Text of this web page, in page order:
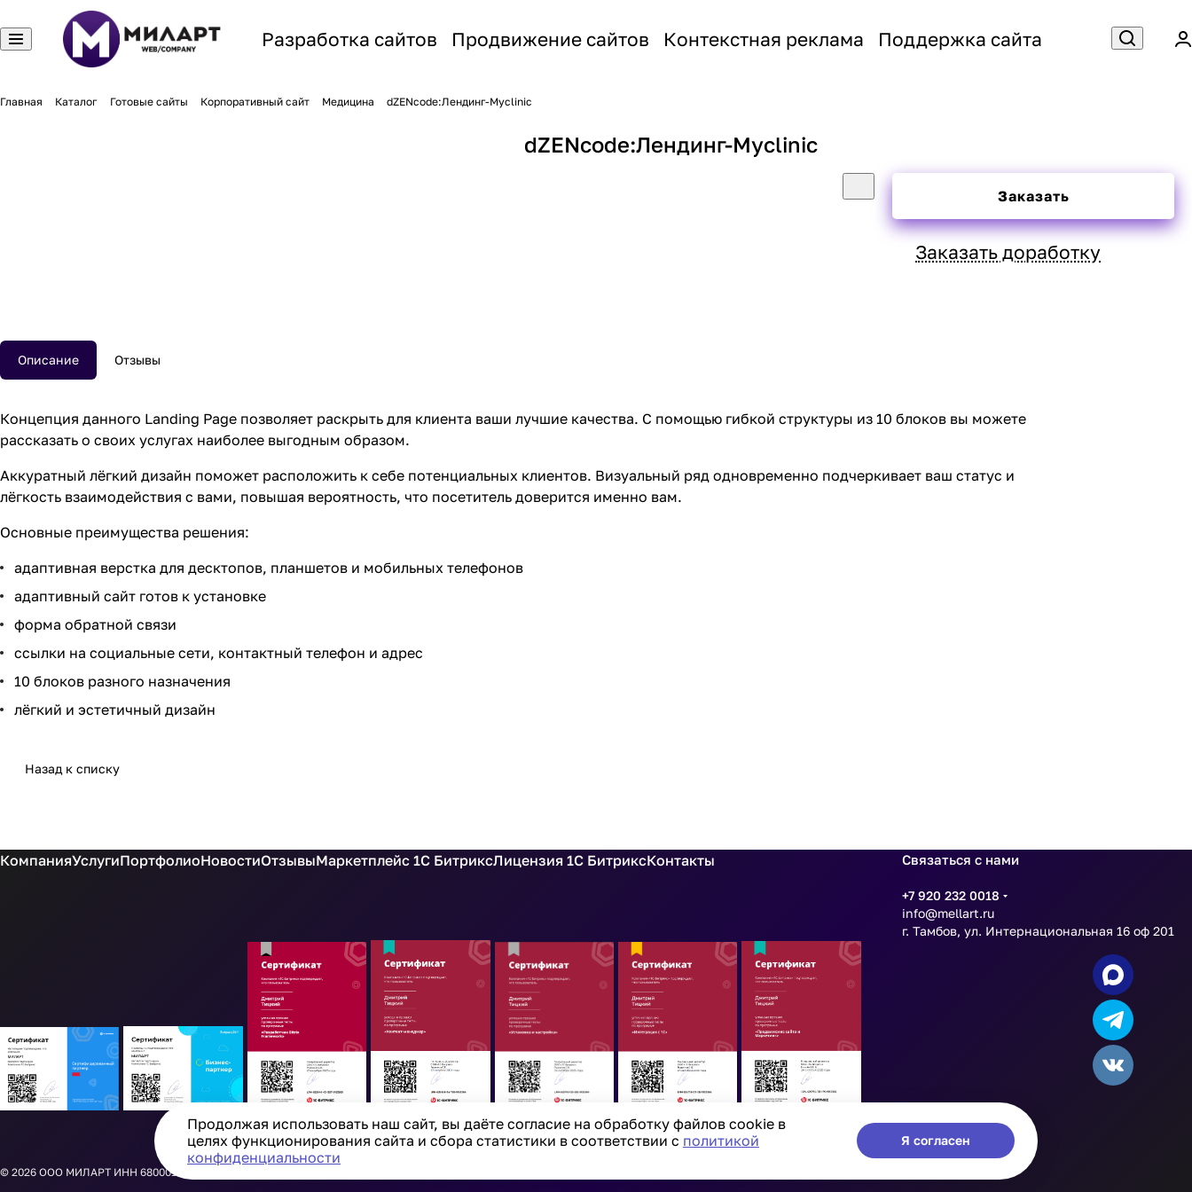
Разработка сайтов Продвижение сайтов Контекстная реклама Поддержка сайта
Главная Каталог Готовые сайты Корпоративный сайт Медицина dZENcode:Лендинг-Myclinic
dZENcode:Лендинг-Myclinic
Заказать
Заказать доработку
Описание Отзывы
Концепция данного Landing Page позволяет раскрыть для клиента ваши лучшие качества. С помощью гибкой структуры из 10 блоков вы можете
рассказать о своих услугах наиболее выгодным образом.
Аккуратный лёгкий дизайн поможет расположить к себе потенциальных клиентов. Визуальный ряд одновременно подчеркивает ваш статус и
лёгкость взаимодействия с вами, повышая вероятность, что посетитель доверится именно вам.
Основные преимущества решения:
адаптивная верстка для десктопов, планшетов и мобильных телефонов
адаптивный сайт готов к установке
форма обратной связи
ссылки на социальные сети, контактный телефон и адрес
10 блоков разного назначения
лёгкий и эстетичный дизайн
Назад к списку
КомпанияУслугиПортфолиоНовостиОтзывыМаркетплейс 1С БитриксЛицензия 1С БитриксКонтакты Связаться с нами
+7 920 232 0018
info@mellart.ru
г. Тамбов, ул. Интернациональная 16 оф 201
© 2026 ООО МИЛАРТ ИНН 6800015913 ОГРН 1256800002997
Продолжая использовать наш сайт, вы даёте согласие на обработку файлов cookie в
целях функционирования сайта и сбора статистики в соответствии с политикой
конфиденциальности
Я согласен